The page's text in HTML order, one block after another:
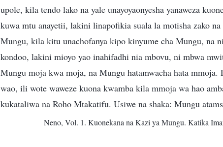
upole, kila tendo lako na yale unayoyaonyesha yanaweza
kuwa mtu anayetii, lakini linapofikia suala la motisha zako
Mungu, kila kitu unachofanya kipo kinyume cha Mungu, na
kondoo, lakini mioyo yao inahifadhi nia mbovu, ni mbwa
Mungu moja kwa moja, na Mungu hatamwacha hata
wao, ili wote waweze kuona kwamba kila mmoja wa hao
kukataliwa na Roho Mtakatifu. Usiwe na shaka: Mungu
Neno, Vol. 1. Kuonekana na Kazi ya Mungu. Katika